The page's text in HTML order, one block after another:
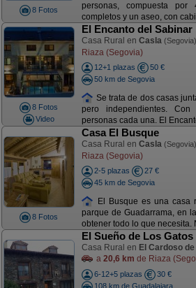
8 Fotos
personas, compuesta
completos y un aseo, con
8 Fotos
Video
El Encanto del Sabinar
Casa Rural en Casla (Segovia)
Riaza (Segovia)
12+1 plazas
50 €
50 km de Segovia
Se trata de dos casas
pero independientes.
personas cada una. El
8 Fotos
Casa El Busque
Casa Rural en Casla (Segovia)
Riaza (Segovia)
2-5 plazas
27 €
45 km de Segovia
El Busque es una casa
parque de Guadarrama, en
obtener todo lo que necesita.
El Sueño de Los Gatos
Casa Rural en El Cardoso
a 20,6 km de Riaza
6-12+5 plazas
30 €
108 km de Guadalajara